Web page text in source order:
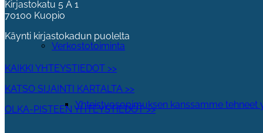
Verkostotoiminta
Yhteistyosopimuksen kanssamme tehneet
Kirjastokatu 5 A 1
70100 Kuopio
Käynti kirjastokadun puolelta
KAIKKI YHTEYSTIEDOT >>
KATSO SIJAINTI KARTALTA >>
OLKA-PISTEEN YHTEYSTIEDOT >>